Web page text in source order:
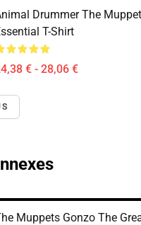
Drummer The
T-Shirt
€ - 28,06 €
Muppets Gonzo The